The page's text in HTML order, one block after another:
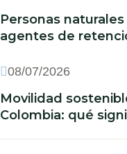
nuevos recargos
Personas
agentes de
deben hacer
08/07/2026
Movilidad
Colombia: qué